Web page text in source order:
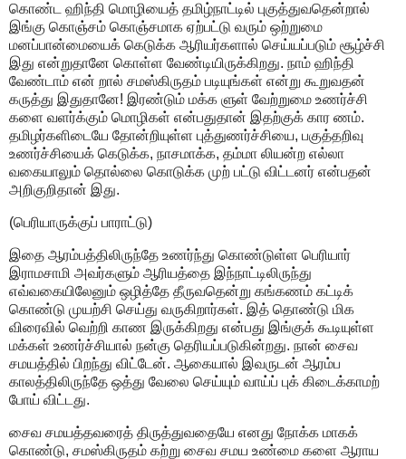
கொண்ட ஹிந்தி மொழியைத் தமிழ்நாட்டில் புகுத்துவதென்றால்
இங்கு கொஞ்சம் கொஞ்சமாக ஏற்பட்டு வரும் ஒற்றுமை
மனப்பான்மையைக் கெடுக்க ஆரியர்களால் செய்யப்படும் சூழ்ச்சி
இது என்றுதானே கொள்ள வேண்டியிருக்கிறது. நாம் ஹிந்தி
வேண்டாம் என் றால் சமஸ்கிருதம் படியுங்கள் என்று கூறுவதன்
கருத்து இதுதானே! இரண்டும் மக்க ளுள் வேற்றுமை உணர்ச்சி
களை வளர்க்கும் மொழிகள் என்பதுதான் இதற்குக் கார ணம்.
தமிழர்களிடையே தோன்றியுள்ள புத்துணர்ச்சியை, பகுத்தறிவு
உணர்ச்சியைக் கெடுக்க, நாசமாக்க, தம்மா லியன்ற எல்லா
வகையாலும் தொல்லை கொடுக்க முற் பட்டு விட்டனர் என்பதன்
அறிகுறிதான் இது.
(பெரியாருக்குப் பாராட்டு)
இதை ஆரம்பத்திலிருந்தே உணர்ந்து கொண்டுள்ள பெரியார்
இராமசாமி அவர்களும் ஆரியத்தை இந்நாட்டிலிருந்து
எவ்வகையிலேனும் ஒழித்தே தீருவதென்று கங்கணம் கட்டிக்
கொண்டு முயற்சி செய்து வருகிறார்கள். இத் தொண்டு மிக
விரைவில் வெற்றி காண இருக்கிறது என்பது இங்குக் கூடியுள்ள
மக்கள் உணர்ச்சியால் நன்கு தெரியப்படுகின்றது. நான் சைவ
சமயத்தில் பிறந்து விட்டேன். ஆகையால் இவருடன் ஆரம்ப
காலத்திலிருந்தே ஒத்து வேலை செய்யும் வாய்ப் புக் கிடைக்காமற்
போய் விட்டது.
சைவ சமயத்தவரைத் திருத்துவதையே எனது நோக்க மாகக்
கொண்டு, சமஸ்கிருதம் கற்று சைவ சமய உண்மை களை ஆராய